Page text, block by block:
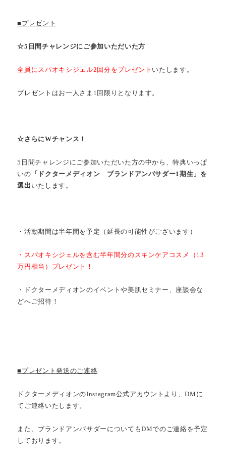
■プレゼント
☆5日間チャレンジにご参加いただいた方
全員にスパオキシジェル2回分をプレゼント いたします。
プレゼントはお一人さま1回限りとなります。
☆さらにWチャンス！
5日間チャレンジにご参加いただいた方の中から、特典いっぱ
いの 「ドクターメディオン ブランドアンバサダー1期生」を
選出 いたします。
・活動期間は半年間を予定（延長の可能性がございます）
・スパオキシジェルを含む半年間分のスキンケアコスメ（13
万円相当）プレゼント！
・ドクターメディオンのイベントや美肌セミナー、座談会な
どへご招待！
■プレゼント発送のご連絡
ドクターメディオンのInstagram公式アカウントより、DMに
てご連絡いたします。
また、ブランドアンバサダーについてもDMでのご連絡を予定
しております。